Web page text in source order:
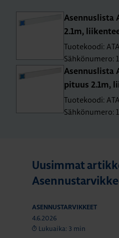
Asen­nus­lis­ta
2.1m,
Tuotekoodi:
Sähkönumero:
Asen­nus­lis­ta
pi­tuus 2.1m,
Tuotekoodi:
Sähkönumero:
Uusimmat
ASENNUSTARVIKKEET
4.6.2026
Lukuaika: 3 min